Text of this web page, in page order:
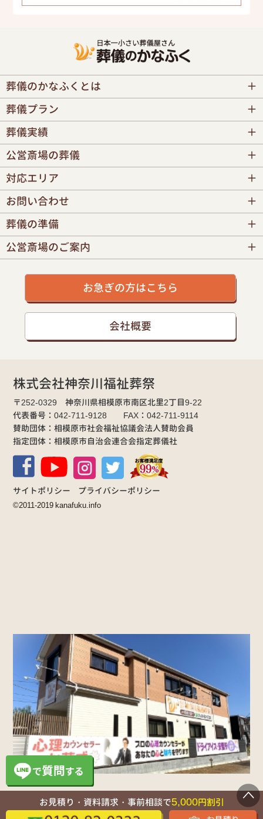
葬儀のかなふくとは
葬儀プラン
葬儀実績
公営斎場の葬儀
対応エリア
お問い合わせ
葬儀の準備
公営斎場のご案内
お急ぎの方はこちら
会社概要
株式会社神奈川福祉葬祭
〒252-0329 神奈川県相模原市南区北里2丁目9-22
代表番号：042-711-9128 FAX：042-711-9114
賛助団体：相模原市社会福祉協議会法人賛助会員
指定団体：相模原市自治会連合会指定葬儀社
サイトポリシー プライバシーポリシー
©2011-2019 kanafuku.info
お見積り・資料請求・事前相談で5,000円割引